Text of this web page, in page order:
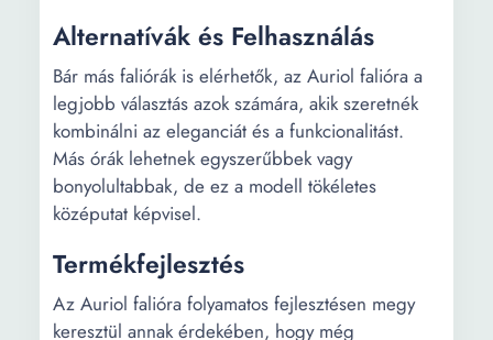
Alternatívák és Felhasználás
Bár más faliórák is elérhetők, az Auriol falióra a
legjobb választás azok számára, akik szeretnék
kombinálni az eleganciát és a funkcionalitást.
Más órák lehetnek egyszerűbbek vagy
bonyolultabbak, de ez a modell tökéletes
középutat képvisel.
Termékfejlesztés
Az Auriol falióra folyamatos fejlesztésen megy
keresztül annak érdekében, hogy még